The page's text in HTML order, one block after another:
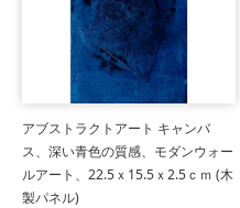
アブストラクトアート キャンバ
ス、深い青色の質感、モダンウォー
ルアート、22.5ｘ15.5ｘ2.5ｃｍ (木
製パネル)